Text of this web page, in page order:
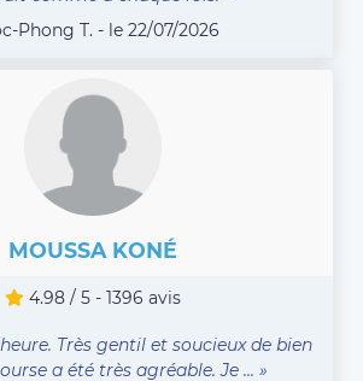
Phong T. - le 22/07/2026
MOUSSA KONÉ
4.98 / 5 - 1396 avis
Très gentil et soucieux de bien
a été très agréable. Je ... »